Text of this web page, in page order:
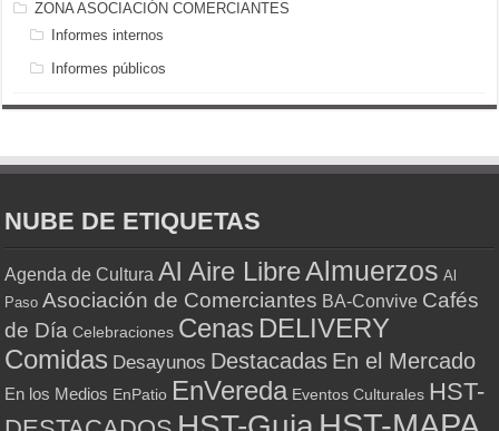
ZONA ASOCIACIÓN COMERCIANTES
Informes internos
Informes públicos
NUBE DE ETIQUETAS
Agenda de Cultura Al Aire LibreAlmuerzos Al
Paso Asociación de Comerciantes BA-Convive Cafés
de Día Celebraciones Cenas DELIVERY
Comidas Desayunos Destacadas En el Mercado
En los Medios EnPatio EnVereda Eventos Culturales HST-